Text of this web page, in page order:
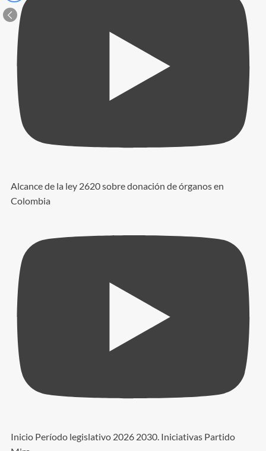
Alcance de la ley 2620 sobre donación de órganos en
Colombia
Inicio Período legislativo 2026 2030. Iniciativas Partido